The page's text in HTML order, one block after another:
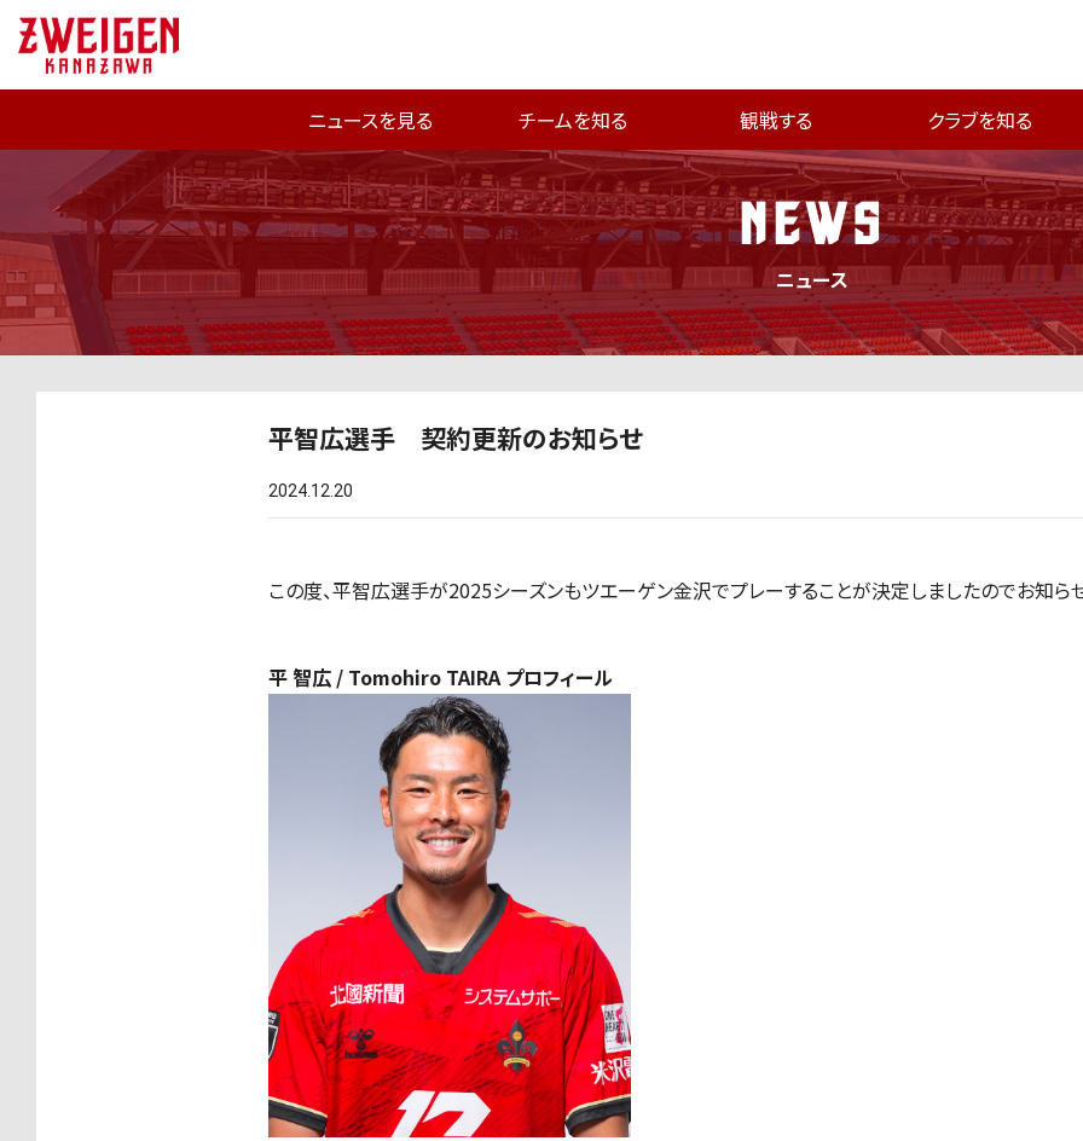
ニュースを見る チームを知る 観戦する クラブを知る
NEWS
ニュース
平智広選手 契約更新のお知らせ
2024.12.20
この度、平智広選手が2025シーズンもツエーゲン金沢でプレーすることが決定しましたのでお知ら
平 智広 / Tomohiro TAIRA プロフィール